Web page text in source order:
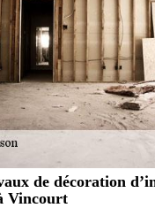
de décoration
Vincourt